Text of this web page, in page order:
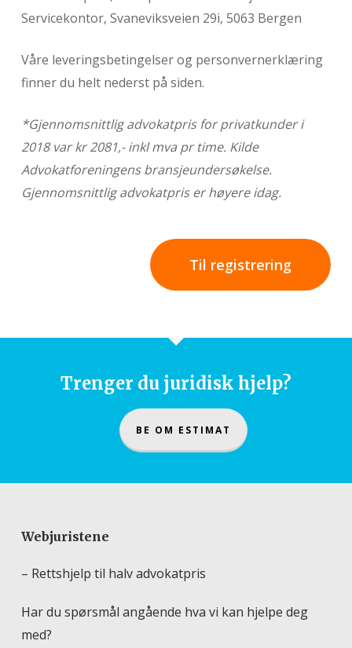
Servicekontor, Svaneviksveien 29i, 5063 Bergen
Våre leveringsbetingelser og personvernerklæring
finner du helt nederst på siden.
*Gjennomsnittlig advokatpris for privatkunder i
2018 var kr 2081,- inkl mva pr time. Kilde
Advokatforeningens bransjeundersøkelse.
Gjennomsnittlig advokatpris er høyere idag.
Til registrering
Trenger du juridisk hjelp?
BE OM ESTIMAT
Webjuristene
– Rettshjelp til halv advokatpris
Har du spørsmål angående hva vi kan hjelpe deg
med?